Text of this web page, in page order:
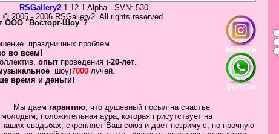
RSGallery2 1.12.1 Alpha - SVN: 530
© 2005 - 2006 RSGallery2. All rights reserved.
ООО "Восторг-Шоу"?
праздничных проблем.
во всем!
, опыт проведения )-20-лет.
шоу)7000 лучей.
время и деньги!
Мы даем гарантию, что душевный посыл на счастье
молодым, положительная аура, которая присутствует на
наших свадьбах, скрепляет Ваш союз и дает незримую, но прочную